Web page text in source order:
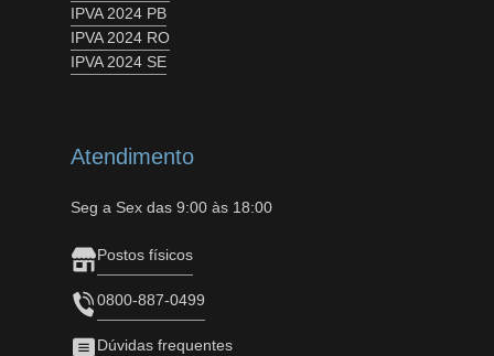
IPVA 2024 PB
IPVA 2024 RO
IPVA 2024 SE
Atendimento
Seg a Sex das 9:00 às 18:00
Postos físicos
0800-887-0499
Dúvidas frequentes